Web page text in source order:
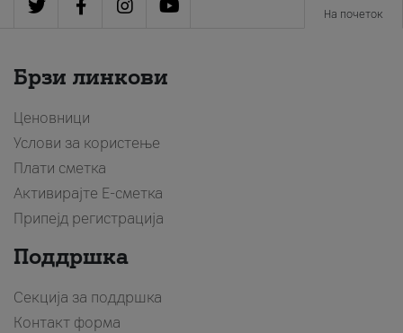
На почеток
Брзи линкови
Ценовници
Услови за користење
Плати сметка
Активирајте Е-сметка
Припејд регистрација
Поддршка
Секција за поддршка
Контакт форма